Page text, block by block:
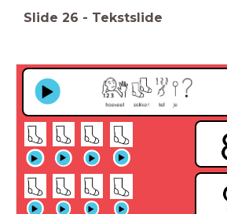
Slide 26 - Tekstslide